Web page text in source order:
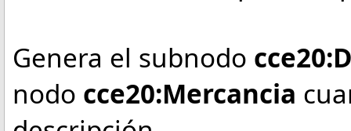
Genera el subnodo
nodo cce20:Mercancia